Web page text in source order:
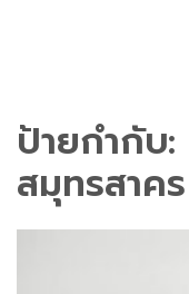
ป้ายกำกับ:
สมุทรสาคร